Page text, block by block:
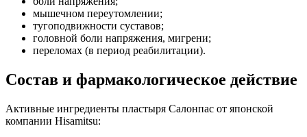
мышечном переутомлении;
тугоподвижности суставов;
головной боли напряжения, мигрени;
переломах (в период реабилитации).
Состав и фармакологическое действие
Активные ингредиенты пластыря Салонпас от японской
компании Hisamitsu: